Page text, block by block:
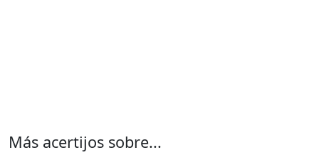
Más acertijos sobre...